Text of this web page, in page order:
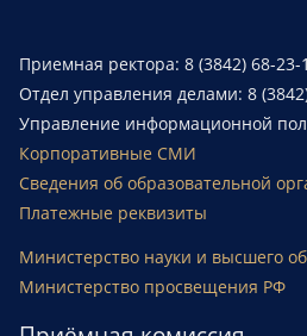
Приемная ректора: 8 (3842) 68-23-
Отдел управления делами: 8
Управление информационной
Корпоративные СМИ
Сведения об образовательной
Платежные реквизиты
Министерство науки и высшего
Министерство просвещения РФ